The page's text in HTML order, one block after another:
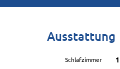
Ausstattung
Schlafzimmer 1